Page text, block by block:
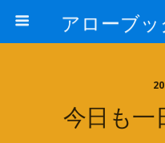
アローブ
今日も一